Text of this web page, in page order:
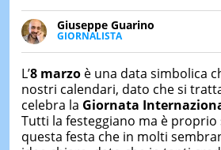
Giuseppe Guarino
GIORNALISTA
Ph(D) in Diritto Comparato e
particolare sulla Storia
Latina e Spagna. Collabora
è presidente
Biblioteca del Sannio".
L’8 marzo è una data simbolica
nostri calendari, dato che si
celebra la Giornata
Tutti la festeggiano ma è
questa festa che in molti